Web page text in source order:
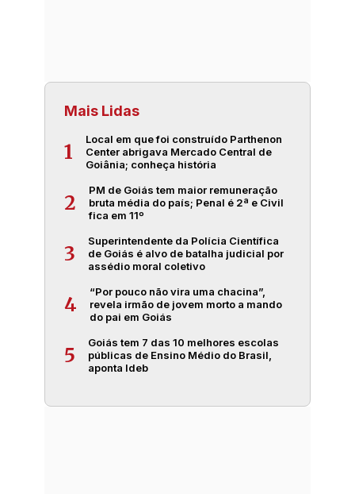
Mais Lidas
1
Local em que foi construído Parthenon
Center abrigava Mercado Central de
Goiânia; conheça história
2
PM de Goiás tem maior remuneração
bruta média do país; Penal é 2ª e Civil
fica em 11º
3
Superintendente da Polícia Científica
de Goiás é alvo de batalha judicial por
assédio moral coletivo
4
“Por pouco não vira uma chacina”,
revela irmão de jovem morto a mando
do pai em Goiás
5
Goiás tem 7 das 10 melhores escolas
públicas de Ensino Médio do Brasil,
aponta Ideb